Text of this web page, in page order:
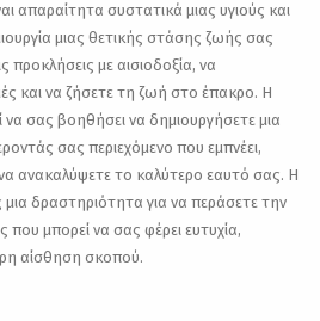
απαραίτητα συστατικά μιας υγιούς και
μιας θετικής στάσης ζωής σας
προκλήσεις με αισιοδοξία, να
και να ζήσετε τη ζωή στο έπακρο. Η
σας βοηθήσει να δημιουργήσετε μια
σας περιεχόμενο που εμπνέει,
ανακαλύψετε το καλύτερο εαυτό σας. Η
δραστηριότητα για να περάσετε την
μπορεί να σας φέρει ευτυχία,
αίσθηση σκοπού.